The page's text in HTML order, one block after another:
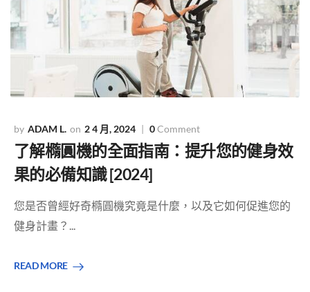
ADAM L. 2 4 月, 2024 0Comment
了解橢圓機的全面指南：提升您的健身效
果的必備知識 [2024]
您是否曾經好奇橢圓機究竟是什麼，以及它如何促進您的
健身計畫？...
READ MORE